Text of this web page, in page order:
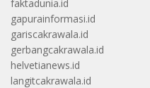
faktadunia.id
gapurainformasi.id
gariscakrawala.id
gerbangcakrawala.id
helvetianews.id
langitcakrawala.id